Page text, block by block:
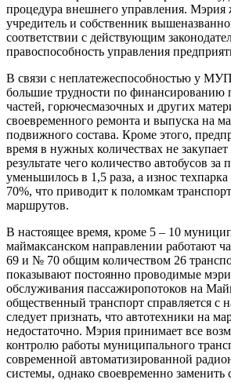
процедура внешнего управления. Мэрия
учредитель и собственник
соответствии с действующим
правоспособность управления
В связи с неплатежеспособностью у
большие трудности по финансированию
частей, горюче­смазочных и других
своевременного ремонта и выпуска на
подвижного состава. Кроме этого,
время в нужных количествах не
результате чего количество автобусов за
уменьшилось в 1,5 раза, а износ
70%, что приводит к поломкам
маршрутов.
В настоящее время, кроме 5 – 10
маймаксанском направлении работают
69 и № 70 общим количеством 26
показывают постоянно проводимые
обслуживания пассажиропотоков на
общественный транспорт справляется с
следует признать, что автотехники на
недостаточно. Мэрия принимает все
контролю работы муниципального
современной автоматизированной
системы, однако своевременно